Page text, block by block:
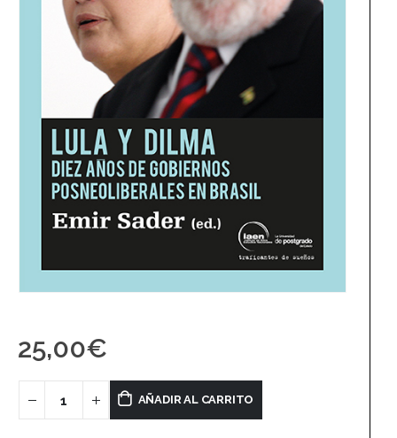
25,00€
AÑADIR AL CARRITO